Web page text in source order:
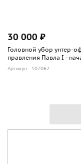
30 000 ₽
Головной убор унтер-
правления Павла I -
Артикул: 107062